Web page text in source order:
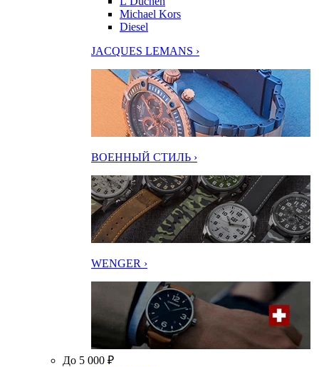
Michael Kors
Diesel
JACQUES LEMANS ›
ВОЕННЫЙ СТИЛЬ ›
WENGER ›
До 5 000 ₽